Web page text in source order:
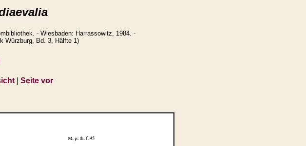
- Wiesbaden: Harrassowitz, 1984. -
Würzburg, Bd. 3, Hälfte 1)
| Seite vor